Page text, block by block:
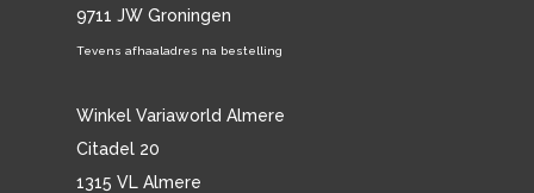
9711 JW Groningen
Tevens afhaaladres na bestelling
Winkel Variaworld Almere
Citadel 20
1315 VL Almere